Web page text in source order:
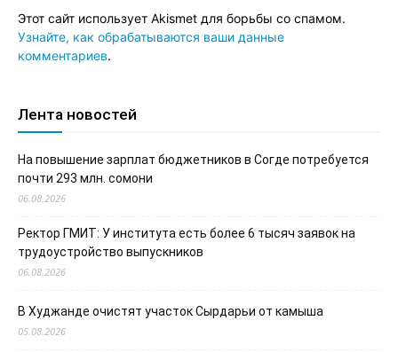
Этот сайт использует Akismet для борьбы со спамом.
Узнайте, как обрабатываются ваши данные
комментариев.
Лента новостей
На повышение зарплат бюджетников в Согде потребуется
почти 293 млн. сомони
06.08.2026
Ректор ГМИТ: У института есть более 6 тысяч заявок на
трудоустройство выпускников
06.08.2026
В Худжанде очистят участок Сырдарьи от камыша
05.08.2026